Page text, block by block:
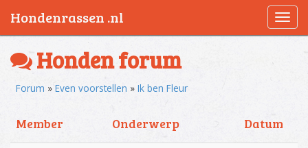
Honden forum
Forum » Even voorstellen » Ik ben Fleur
Member Onderwerp Datum
Hondenrassen .nl